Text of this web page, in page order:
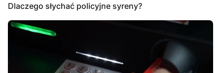
Dlaczego słychać policyjne syreny?